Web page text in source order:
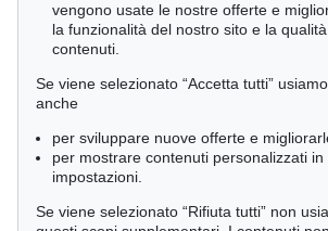
Pietre miliari delle scienze naturali
Economia e diritto
Meraviglie della natura
Cimelia
Ordine:
vengono usate le nostre offerte e
la funzionalità del nostro sito e la
contenuti.
Se viene selezionato “Accetta tutti”
anche
per sviluppare nuove offerte e
per mostrare contenuti personalizzati
impostazioni.
Se viene selezionato “Rifiuta tutti” non